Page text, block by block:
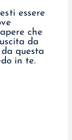
essere
che
da
questa
in te.